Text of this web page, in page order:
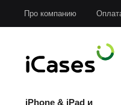
Про компанию
iPhone & iPad и